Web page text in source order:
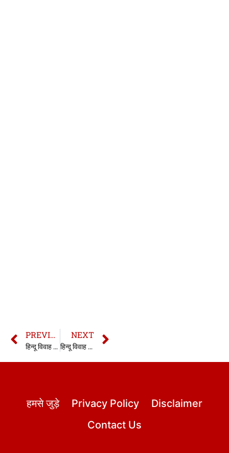
PREVIOUS
हिन्दू विवाह अधिनियम की धारा 13 | section 13 HMA | Section 13 Hindu Marriage Act in hindi
NEXT
हिन्दू विवाह अधिनियम की धारा 13B | section 13B HMA | Section 13B Hindu Marriage Act in hindi
हमसे जुड़े Privacy Policy
Disclaimer
Contact Us